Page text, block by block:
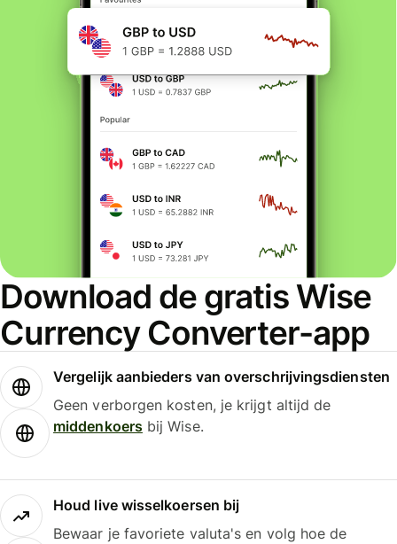
Download de gratis Wise
Currency Converter-app
Vergelijk aanbieders van overschrijvingsdiensten
Geen verborgen kosten, je krijgt altijd de
middenkoersbij Wise.
Houd live wisselkoersen bij
Bewaar je favoriete valuta's en volg hoe de